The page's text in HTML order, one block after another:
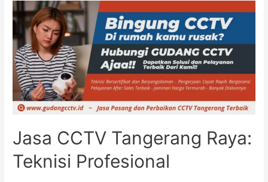
Jasa CCTV Tangerang Raya:
Teknisi Profesional